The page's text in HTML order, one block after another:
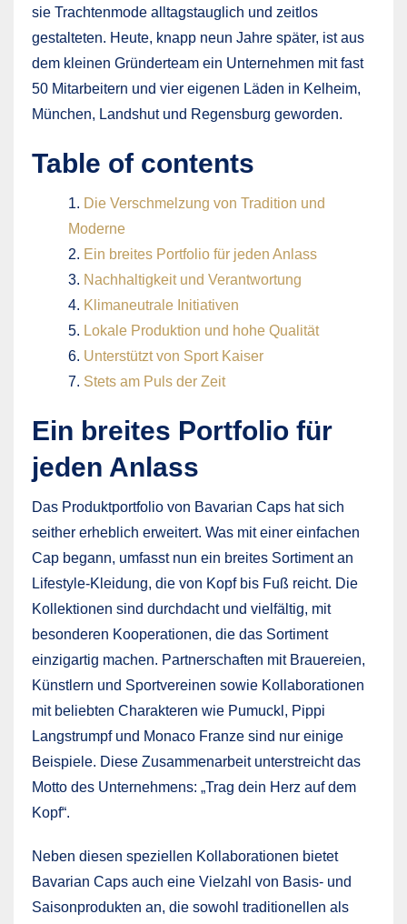
sie Trachtenmode alltagstauglich und zeitlos
gestalteten. Heute, knapp neun Jahre später, ist aus
dem kleinen Gründerteam ein Unternehmen mit fast
50 Mitarbeitern und vier eigenen Läden in Kelheim,
München, Landshut und Regensburg geworden.
Table of contents
Die Verschmelzung von Tradition und
Moderne
Ein breites Portfolio für jeden Anlass
Nachhaltigkeit und Verantwortung
Klimaneutrale Initiativen
Lokale Produktion und hohe Qualität
Unterstützt von Sport Kaiser
Stets am Puls der Zeit
Ein breites Portfolio für
jeden Anlass
Das Produktportfolio von Bavarian Caps hat sich
seither erheblich erweitert. Was mit einer einfachen
Cap begann, umfasst nun ein breites Sortiment an
Lifestyle-Kleidung, die von Kopf bis Fuß reicht. Die
Kollektionen sind durchdacht und vielfältig, mit
besonderen Kooperationen, die das Sortiment
einzigartig machen. Partnerschaften mit Brauereien,
Künstlern und Sportvereinen sowie Kollaborationen
mit beliebten Charakteren wie Pumuckl, Pippi
Langstrumpf und Monaco Franze sind nur einige
Beispiele. Diese Zusammenarbeit unterstreicht das
Motto des Unternehmens: „Trag dein Herz auf dem
Kopf“.
Neben diesen speziellen Kollaborationen bietet
Bavarian Caps auch eine Vielzahl von Basis- und
Saisonprodukten an, die sowohl traditionellen als